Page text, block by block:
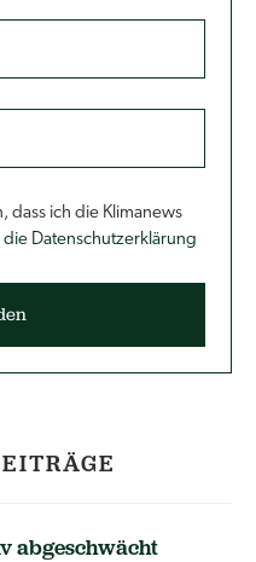
dass ich die Klimanews
Datenschutzerklärung
abgeschwächt